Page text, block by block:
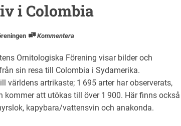
i Colombia
Kommentera
Ornitologiska Förening visar bilder och
sin resa till Colombia i Sydamerika.
världens artrikaste; 1 695 arter har observerats,
kommer att utökas till över 1 900. Här finns också
kapybara/vattensvin och anakonda.